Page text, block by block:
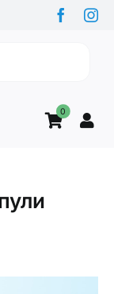
0